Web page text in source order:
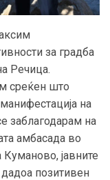
за градба
Речица.
среќен што
на
заблагодарам на
амбасада во
јавните
дадоа позитивен